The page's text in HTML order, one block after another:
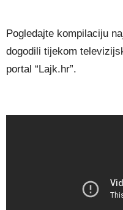
Pogledajte kompilaciju
dogodili tijekom
portal “Lajk.hr”.